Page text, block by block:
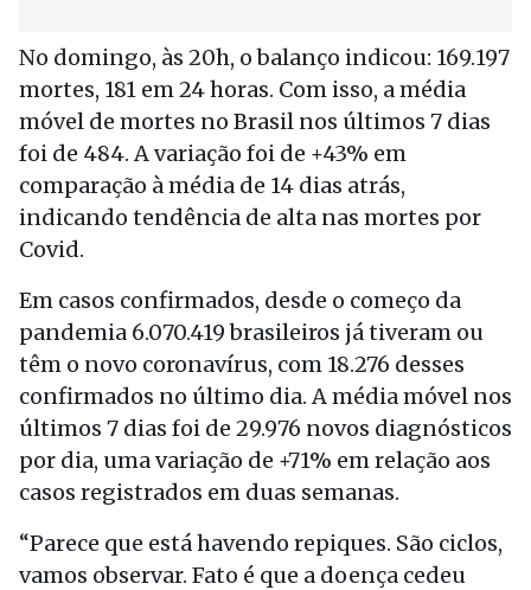
No domingo, às 20h, o balanço indicou: 169.197
mortes, 181 em 24 horas. Com isso, a média
móvel de mortes no Brasil nos últimos 7 dias
foi de 484. A variação foi de +43% em
comparação à média de 14 dias atrás,
indicando tendência de alta nas mortes por
Covid.
Em casos confirmados, desde o começo da
pandemia 6.070.419 brasileiros já tiveram ou
têm o novo coronavírus, com 18.276 desses
confirmados no último dia. A média móvel nos
últimos 7 dias foi de 29.976 novos diagnósticos
por dia, uma variação de +71% em relação aos
casos registrados em duas semanas.
“Parece que está havendo repiques. São ciclos,
vamos observar. Fato é que a doença cedeu